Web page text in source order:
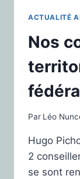
ACTUALITÉ
Nos
Par Léo
Hugo
2
se sont